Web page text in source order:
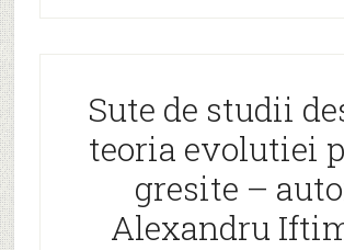
Sute de studii
teoria evolutiei
gresite –
Alexandru